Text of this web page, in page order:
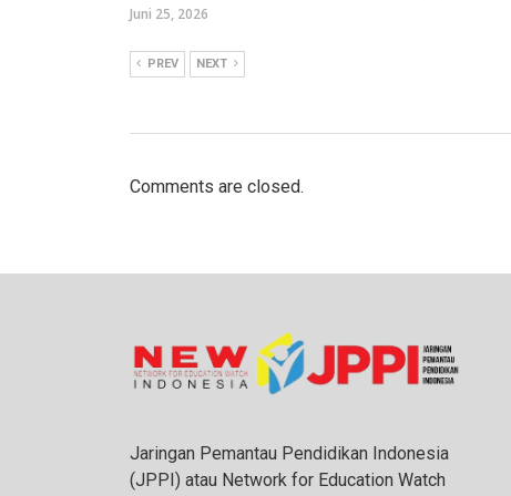
Juni 25, 2026
PREV NEXT
Comments are closed.
Jaringan Pemantau Pendidikan Indonesia
(JPPI) atau Network for Education Watch